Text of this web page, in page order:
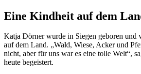
Eine Kindheit auf dem
Katja Dörner wurde in Siegen geboren und
auf dem Land. „Wald, Wiese, Acker und
nicht, aber für uns war es eine tolle Welt“,
heute begeistert.